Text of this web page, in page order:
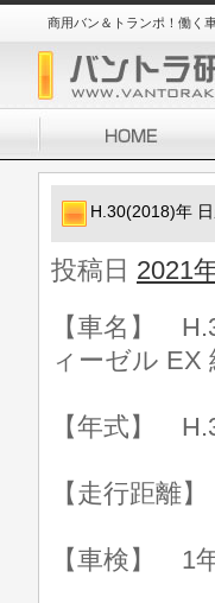
商用バン＆トランポ！働く
H.30(2018)年
投稿日 2021
【車名】
ィーゼル EX
【年式】
【走行距離
【車検】 1